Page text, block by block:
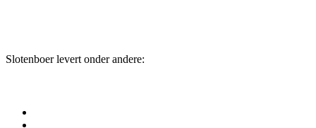
Slotenboer levert onder andere: